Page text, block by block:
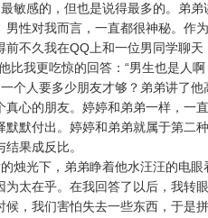
敏感的，但也是说得最多的。弟
男性对我而言，一直都很神秘。作
前不久我在QQ上和一位男同学聊
比我更吃惊的回答：“男生也是人啊
个人要多少朋友才够？弟弟讲了
真心的朋友。婷婷和弟弟一样，一
默默付出。婷婷和弟弟就属于第二
果成反比。
烛光下，弟弟睁着他水汪汪的电
为太在乎。在我回答了以后，我转
候，我们害怕失去一些东西，于是